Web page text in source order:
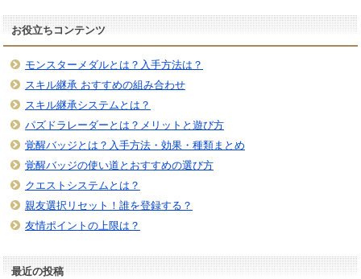
お役立ちコンテンツ
モンスターメダルとは？入手方法は？
スキル継承 おすすめの組み合わせ
スキル継承システムとは？
パズドラレーダーとは？メリットと遊び方
覚醒バッジとは？入手方法・効果・種類まとめ
覚醒バッジの使い道とおすすめの選び方
クエストシステムとは？
親友選択リセット！誰を登録する？
友情ポイントの上限は？
最近の投稿